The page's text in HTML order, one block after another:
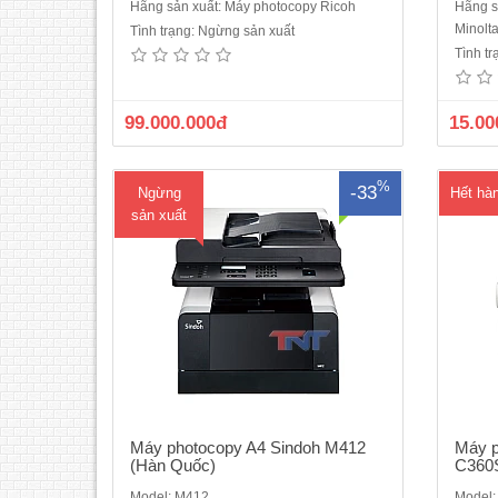
Hãng sản xuất: Máy photocopy Ricoh
Tình trạng: Ngừng sản xuất
99.000.000đ
Hãng
Minolta
Tình
Ngừng
sản xuất
-33%
Máy photocopy A4 Sindoh M412 ( Hàn
Quốc)Cấu hình : In/Scan màu/Copy/ Fax-
Máy in đa chức năng để bàn khổ A4.- Tốc
Thu phóng 50-200%.- Khay giấy 50 tờ
Máy photocopy A4 Sindoh M412
(Hàn Quốc)
Hết
Máy
TX,
Máy